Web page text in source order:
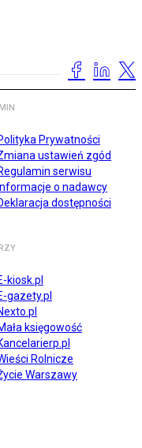
Prywatności
ustawień zgód
serwisu
Informacje o nadawcy
dostępności
kiosk.pl
gazety.pl
księgowość
Rolnicze
Warszawy